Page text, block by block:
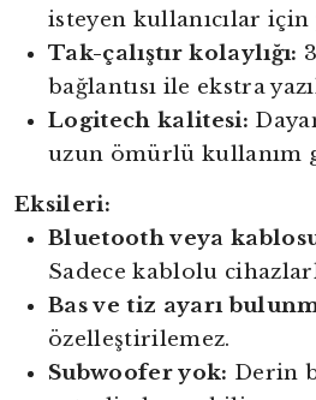
isteyen kullanıcılar
Tak-çalıştır kolaylığı:
bağlantısı ile ekstra
Logitech kalitesi:
uzun ömürlü kullanım
Eksileri:
Bluetooth veya
Sadece kablolu
Bas ve tiz ayarı
özelleştirilemez.
Subwoofer yok: Derin